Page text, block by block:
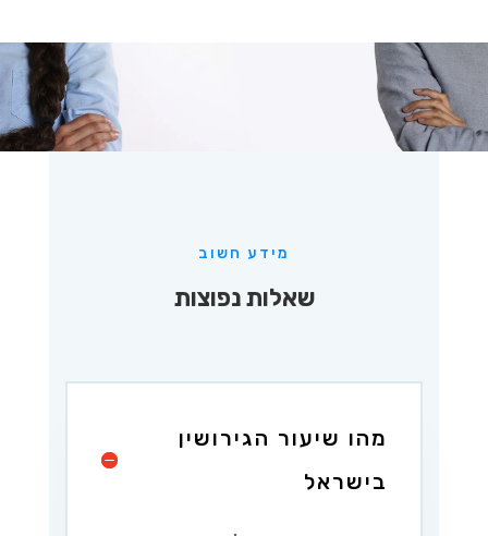
מידע חשוב
שאלות נפוצות
מהו שיעור הגירושין
בישראל